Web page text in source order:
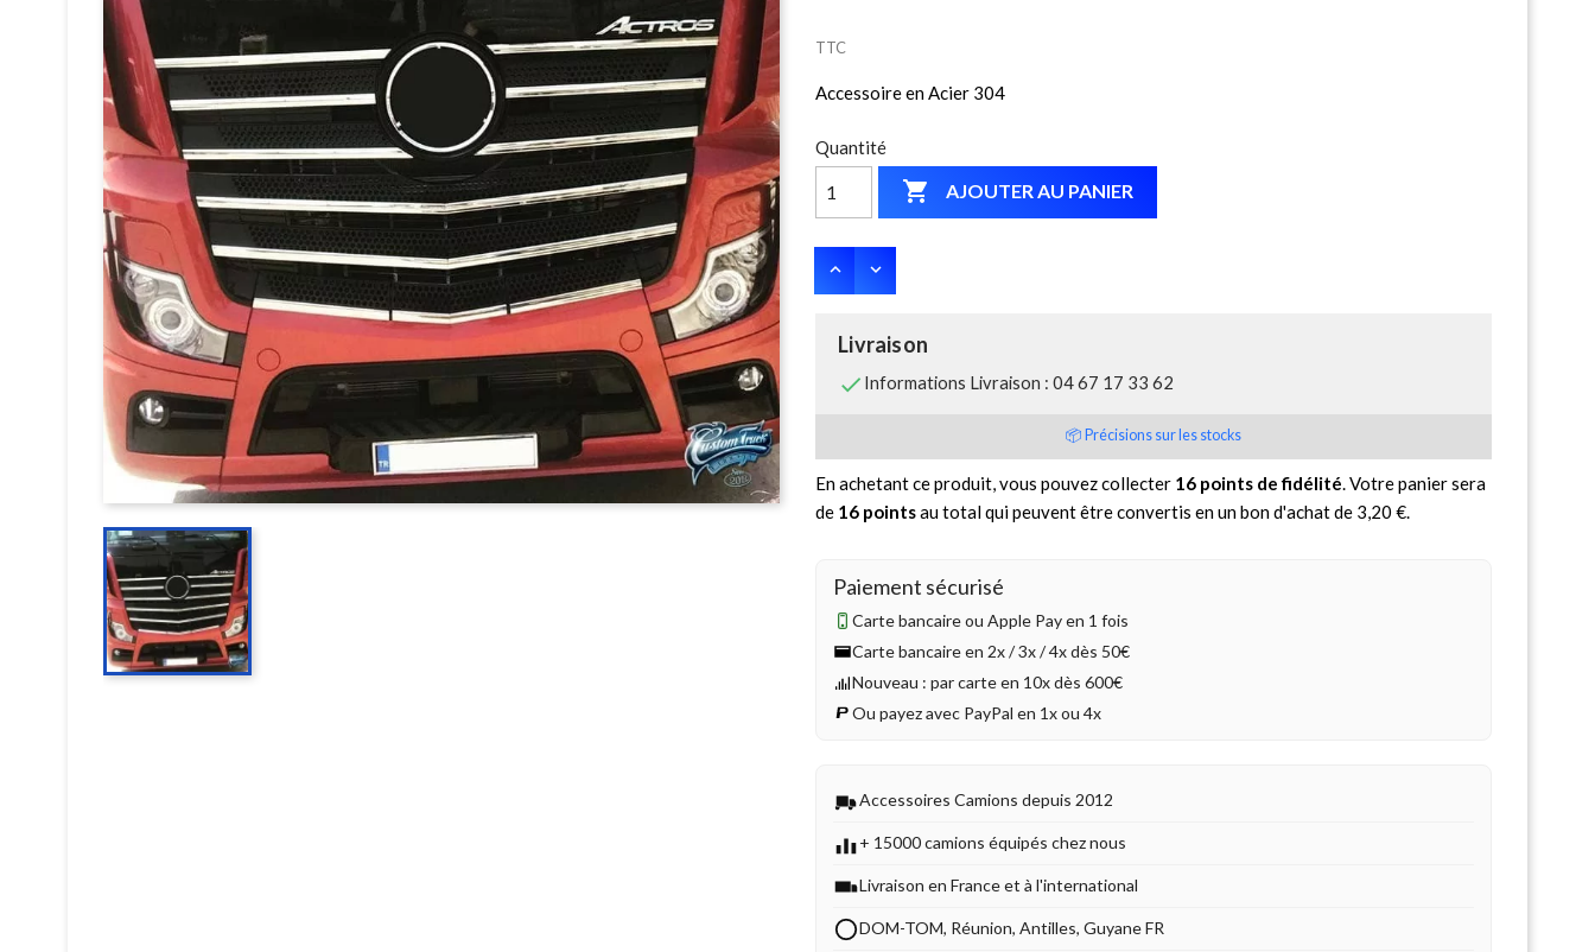
TTC
Accessoire en Acier 304
Quantité
 AJOUTER AU PANIER
Livraison
 Informations Livraison : 04 67 17 33 62
📦 Précisions sur les stocks
En achetant ce produit, vous pouvez collecter 16 points de fidélité . Votre panier sera
de 16 pointsau total qui peuvent être convertis en un bon d'achat de 3,20 €
Paiement sécurisé
Carte bancaire ou Apple Pay en 1 fois
Carte bancaire en 2x / 3x / 4x dès 50€
Nouveau : par carte en 10x dès 600€
Ou payez avec PayPal en 1x ou 4x
Accessoires Camions depuis 2012
+ 15000 camions équipés chez nous
Livraison en France et à l'international
DOM-TOM, Réunion, Antilles, Guyane FR